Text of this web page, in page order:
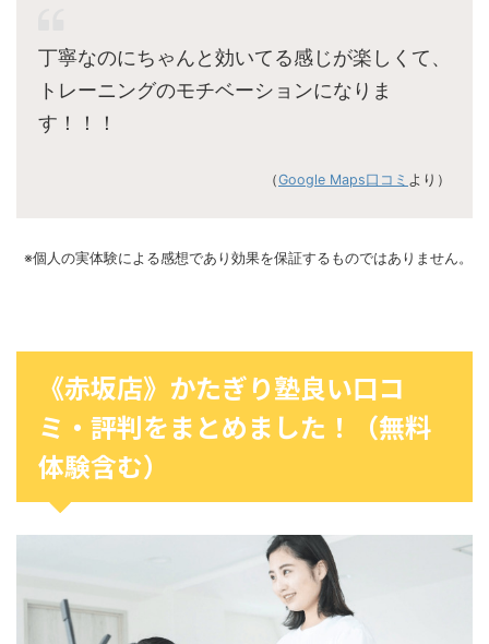
丁寧なのにちゃんと効いてる感じが楽しくて、
トレーニングのモチベーションになりま
す！！！
（Google Maps口コミ より）
※個人の実体験による感想であり効果を保証するものではありません。
《赤坂店》かたぎり塾良い口コ
ミ・評判をまとめました！（無料
体験含む）